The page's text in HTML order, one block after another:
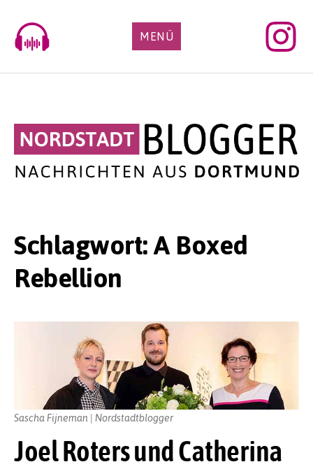
content
MENÜ
Schlagwort:A Boxed
Rebellion
Joel Roters und Catherina
Sascha Fijneman | Nordstadtblogger